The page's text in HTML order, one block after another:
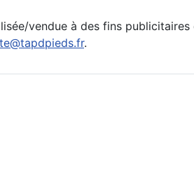
vendue à des fins publicitaires
.